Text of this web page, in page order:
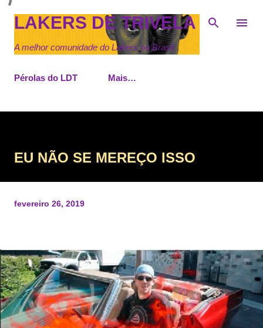
Pular para o conteúdo principal
LAKERS DE TRIVELA
A melhor comunidade do Lakers no Brasil
Pérolas do LDT Mais…
EU NÃO SE MEREÇO ISSO
fevereiro 26, 2019